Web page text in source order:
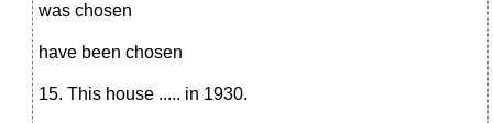
was chosen
have been chosen
15. This house ..... in 1930.